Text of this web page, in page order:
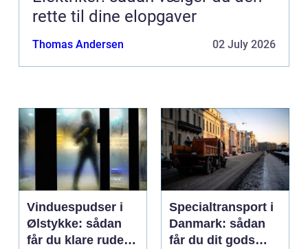
rette til dine elopgaver
Thomas Andersen 02 July 2026
Vinduespudser i
Ølstykke: sådan
får du klare ruder
Specialtransport i
Danmark: sådan
får du dit gods